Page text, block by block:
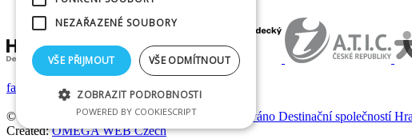
facebook |instagram
© 2025 Infocentrum Hradec Králové je provozováno Destinační společností
Created:OMEGA WEB Czech
NEZAŘAZENÉ SOUBORY
VŠE PŘIJMOUT VŠE ODMÍTNOUT
ZOBRAZIT PODROBNOSTI
POWERED BY COOKIESCRIPT